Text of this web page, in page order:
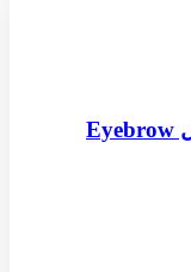
سرم تقویت کننده ابرو سریتا مدل Eyebrow